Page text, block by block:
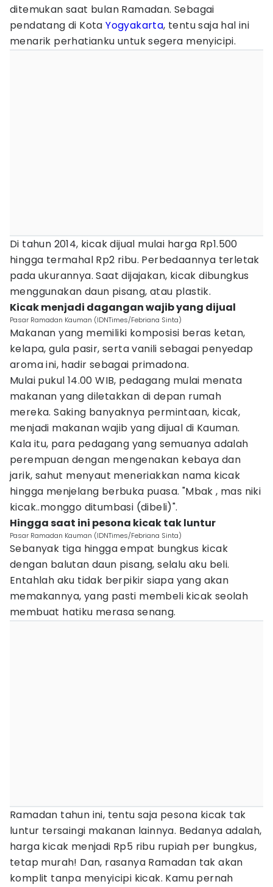
ditemukan saat bulan Ramadan. Sebagai
pendatang di KotaYogyakarta, tentu saja hal ini
menarik perhatianku untuk segera menyicipi.
Di tahun 2014, kicak dijual mulai harga Rp1.500
hingga termahal Rp2 ribu. Perbedaannya terletak
pada ukurannya. Saat dijajakan, kicak dibungkus
menggunakan daun pisang, atau plastik.
Kicak menjadi dagangan wajib yang dijual
Pasar Ramadan Kauman (IDNTimes/Febriana Sinta)
Makanan yang memiliki komposisi beras ketan,
kelapa, gula pasir, serta vanili sebagai penyedap
aroma ini, hadir sebagai primadona.
Mulai pukul 14.00 WIB, pedagang mulai menata
makanan yang diletakkan di depan rumah
mereka. Saking banyaknya permintaan, kicak,
menjadi makanan wajib yang dijual di Kauman.
Kala itu, para pedagang yang semuanya adalah
perempuan dengan mengenakan kebaya dan
jarik, sahut menyaut meneriakkan nama kicak
hingga menjelang berbuka puasa. "Mbak , mas niki
kicak..monggo ditumbasi (dibeli)".
Hingga saat ini pesona kicak tak luntur
Pasar Ramadan Kauman (IDNTimes/Febriana Sinta)
Sebanyak tiga hingga empat bungkus kicak
dengan balutan daun pisang, selalu aku beli.
Entahlah aku tidak berpikir siapa yang akan
memakannya, yang pasti membeli kicak seolah
membuat hatiku merasa senang.
Ramadan tahun ini, tentu saja pesona kicak tak
luntur tersaingi makanan lainnya. Bedanya adalah,
harga kicak menjadi Rp5 ribu rupiah per bungkus,
tetap murah! Dan, rasanya Ramadan tak akan
komplit tanpa menyicipi kicak. Kamu pernah